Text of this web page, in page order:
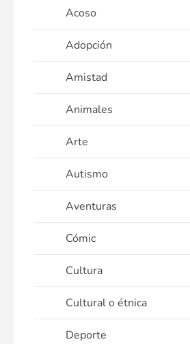
Acoso
Adopción
Amistad
Animales
Arte
Autismo
Aventuras
Cómic
Cultura
Cultural o étnica
Deporte